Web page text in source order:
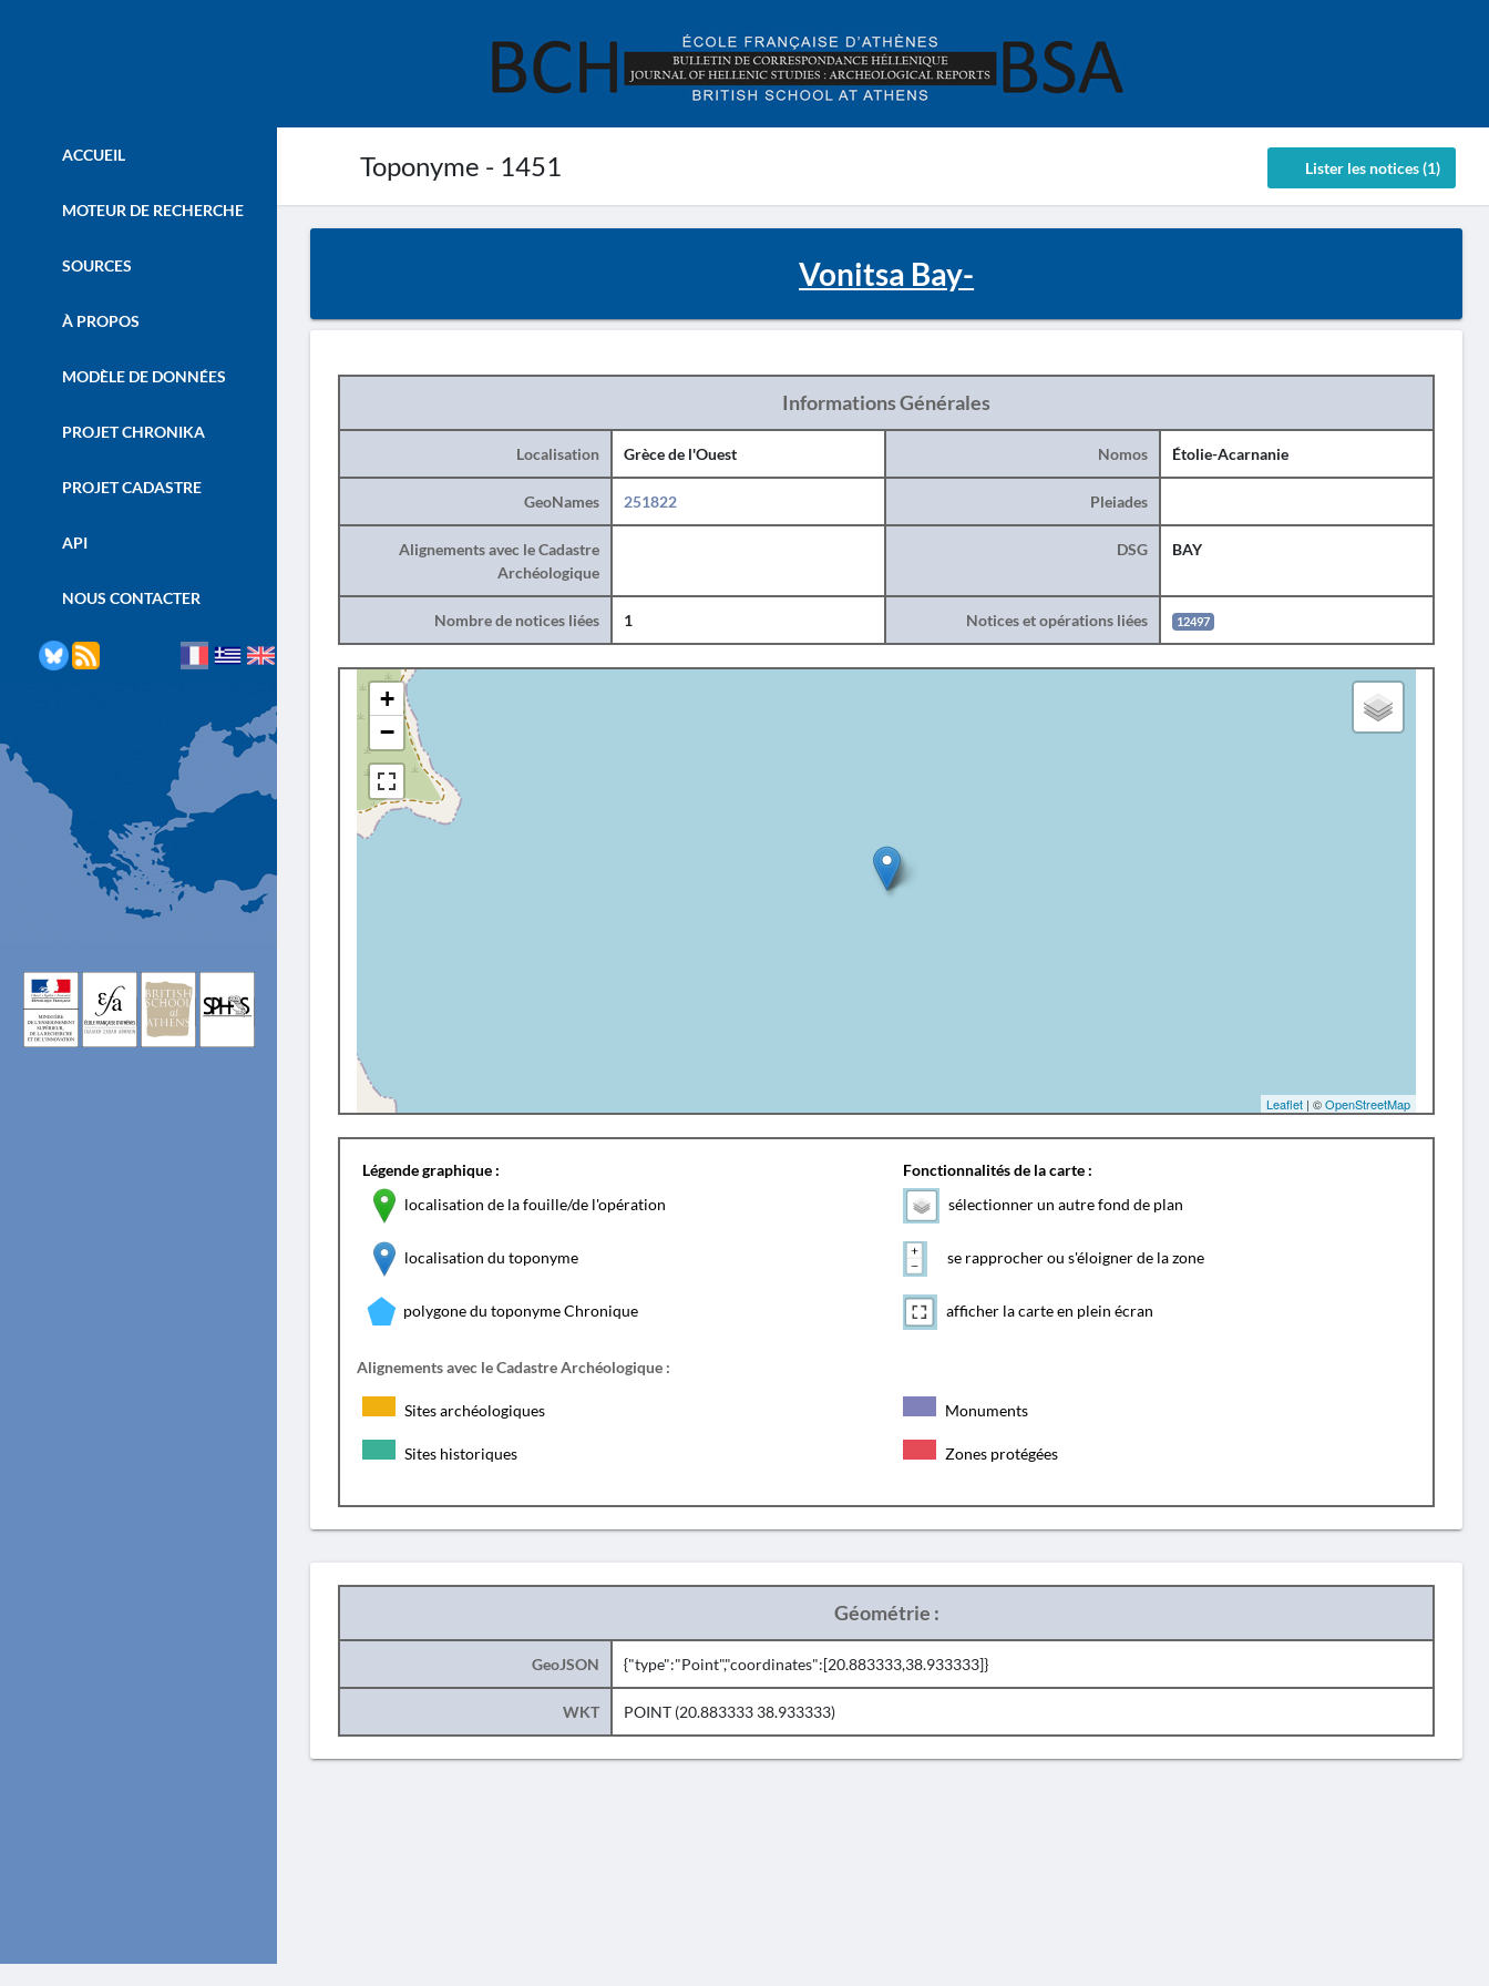
Toponyme - 1451 Lister les notices (1)
ACCUEIL
MOTEUR DE RECHERCHE
SOURCES
À PROPOS
MODÈLE DE DONNÉES
PROJET CHRONIKA
PROJET CADASTRE
API
NOUS CONTACTER
Vonitsa Bay-
Informations Générales
Localisation Grèce de l'Ouest Nomos Étolie-Acarnanie
GeoNames 251822 Pleiades
Alignements avec le Cadastre
Archéologique
DSG BAY
Nombre de notices liées 1 Notices et opérations liées 12497
+
−
Leaflet | ©OpenStreetMap
Légende graphique :
localisation de la fouille/de l'opération
localisation du toponyme
polygone du toponyme Chronique
Fonctionnalités de la carte :
sélectionner un autre fond de plan
se rapprocher ou s'éloigner de la zone
afficher la carte en plein écran
Alignements avec le Cadastre Archéologique :
Sites archéologiques Monuments
Sites historiques Zones protégées
Géométrie :
GeoJSON {"type":"Point","coordinates":[20.883333,38.933333]}
WKT POINT (20.883333 38.933333)